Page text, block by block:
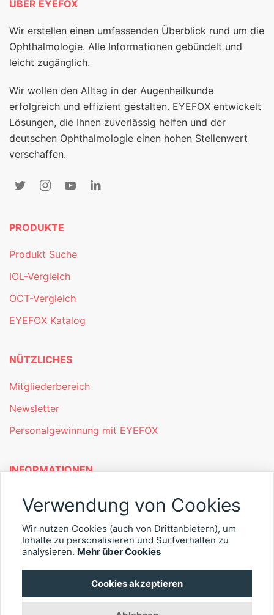
ÜBER EYEFOX
Wir erstellen einen umfassenden Überblick rund um die
Ophthalmologie. Alle Informationen gebündelt und
leicht zugänglich.
Wir wollen den Alltag in der Augenheilkunde
erfolgreich und effizient gestalten. EYEFOX entwickelt
Lösungen, die Ihnen zuverlässig helfen und der
deutschen Ophthalmologie einen hohen Stellenwert
verschaffen.
PRODUKTE
Produkt Suche
IOL-Vergleich
OCT-Vergleich
EYEFOX Katalog
NÜTZLICHES
Mitgliederbereich
Newsletter
Personalgewinnung mit EYEFOX
INFORMATIONEN
Was ist EYEFOX – Ihre Möglichkeiten
Kontakt
Verwendung von Cookies
Wir nutzen Cookies (auch von Drittanbietern), um
Inhalte zu personalisieren und Surfverhalten zu
analysieren. Mehr über Cookies
Cookies akzeptieren